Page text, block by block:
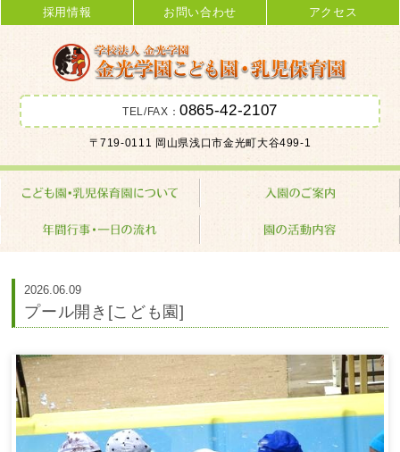
金光学園こども園･乳児保育園 学校
法人 金光学園
採用情報 お問い合わせ アクセス
TEL/FAX：0865-42-2107
〒719-0111 岡山県浅口市金光町大谷499-1
2026.06.09
プール開き[こども園]